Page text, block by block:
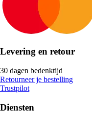
Levering en retour
30 dagen bedenktijd
Retourneer je bestelling
Trustpilot
Diensten